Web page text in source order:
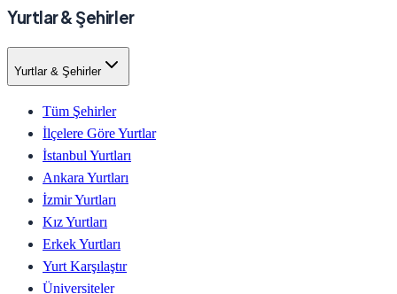
Yurtlar & Şehirler
Yurtlar & Şehirler
Tüm Şehirler
İlçelere Göre Yurtlar
İstanbul Yurtları
Ankara Yurtları
İzmir Yurtları
Kız Yurtları
Erkek Yurtları
Yurt Karşılaştır
Üniversiteler